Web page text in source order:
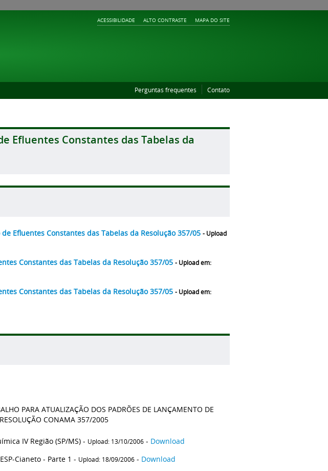
ACESSIBILIDADE ALTO CONTRASTE MAPA DO SITE
Perguntas frequentes Contato
Efluentes Constantes das Tabelas da
Efluentes Constantes das Tabelas da Resolução 357/05 - Upload
Constantes das Tabelas da Resolução 357/05 - Upload em:
Constantes das Tabelas da Resolução 357/05 - Upload em:
PARA ATUALIZAÇÃO DOS PADRÕES DE LANÇAMENTO DE
CONAMA 357/2005
IV Região (SP/MS) - Upload: 13/10/2006 - Download
Cianeto - Parte 1 - Upload: 18/09/2006 - Download